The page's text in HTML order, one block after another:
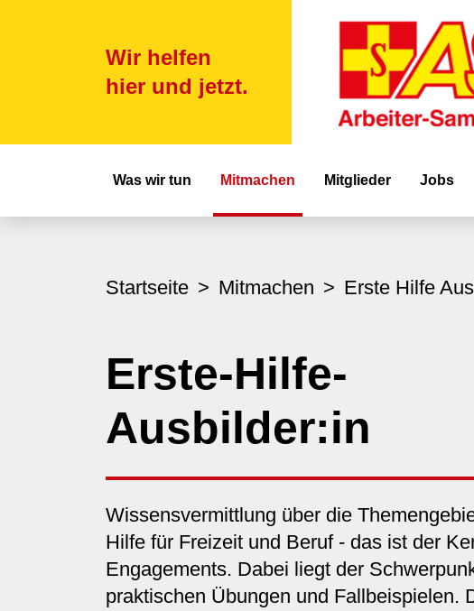
Wir helfen
hier und jetzt.
Hauptnavigation
Was wir tun Mitmachen Mitglieder Jobs
Startseite Mitmachen Erste Hilfe
Erste-Hilfe-
Ausbilder:in
Wissensvermittlung über die
Hilfe für Freizeit und Beruf - das ist der
Engagements. Dabei liegt der
praktischen Übungen und Fallbeispielen.